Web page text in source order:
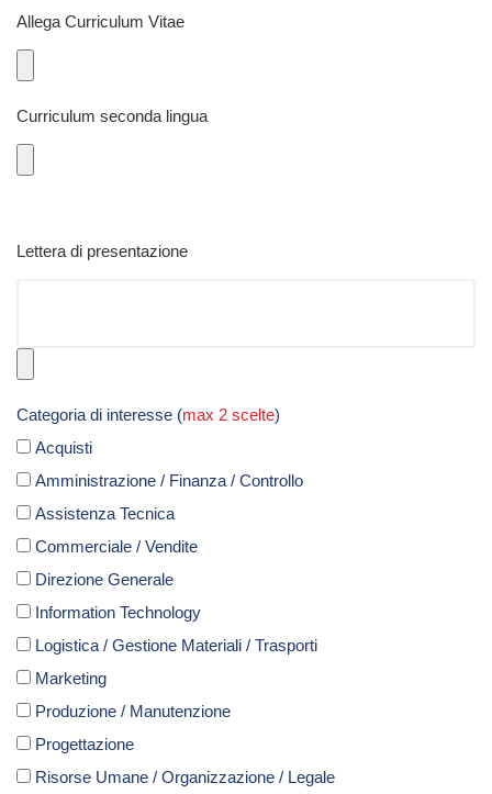
Allega Curriculum Vitae
Curriculum seconda lingua
Lettera di presentazione
Categoria di interesse (max 2 scelte)
Acquisti
Amministrazione / Finanza / Controllo
Assistenza Tecnica
Commerciale / Vendite
Direzione Generale
Information Technology
Logistica / Gestione Materiali / Trasporti
Marketing
Produzione / Manutenzione
Progettazione
Risorse Umane / Organizzazione / Legale